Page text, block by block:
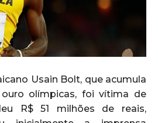
Usain Bolt, que acumula
olímpicas, foi vítima de
R$ 51 milhões de reais,